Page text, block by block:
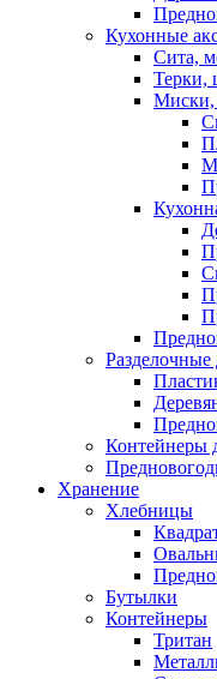
Кухонные
Сита,
Терки,
Миски,
Разделочные
Контейнеры
Хранение
Хлебницы
Бутылки
Контейнеры
Тритан